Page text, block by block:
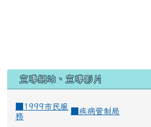
宣導網站、宣導影片
■1999市民服
務
疾病管制局